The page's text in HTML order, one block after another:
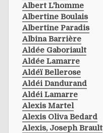
Albert L'homme
Albertine Boulais
Albertine Paradis
Albina Barrière
Aldée Gaboriault
Aldée Lamarre
Aldéï Bellerose
Aldéi Dandurand
Aldéi Lamarre
Alexis Martel
Alexis Oliva Bedard
Alexis, Joseph Brault